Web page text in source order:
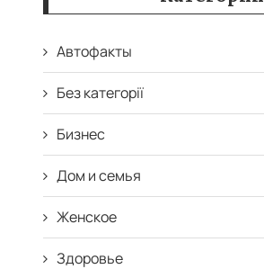
Автофакты
Без категорії
Бизнес
Дом и семья
Женское
Здоровье